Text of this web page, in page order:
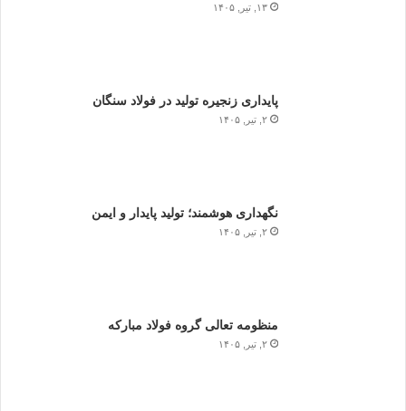
۱۳, تیر, ۱۴۰۵
پایداری زنجیره تولید در فولاد سنگان
۲, تیر, ۱۴۰۵
نگهداری هوشمند؛ تولید پایدار و ایمن
۲, تیر, ۱۴۰۵
منظومه تعالی گروه فولاد مبارکه
۲, تیر, ۱۴۰۵